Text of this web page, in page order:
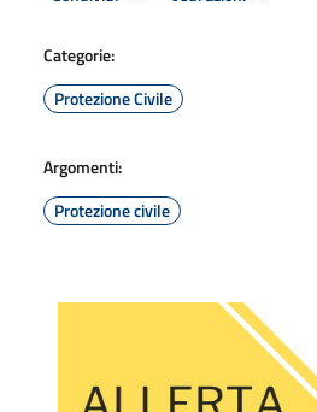
Categorie:
Protezione Civile
Argomenti:
Protezione civile